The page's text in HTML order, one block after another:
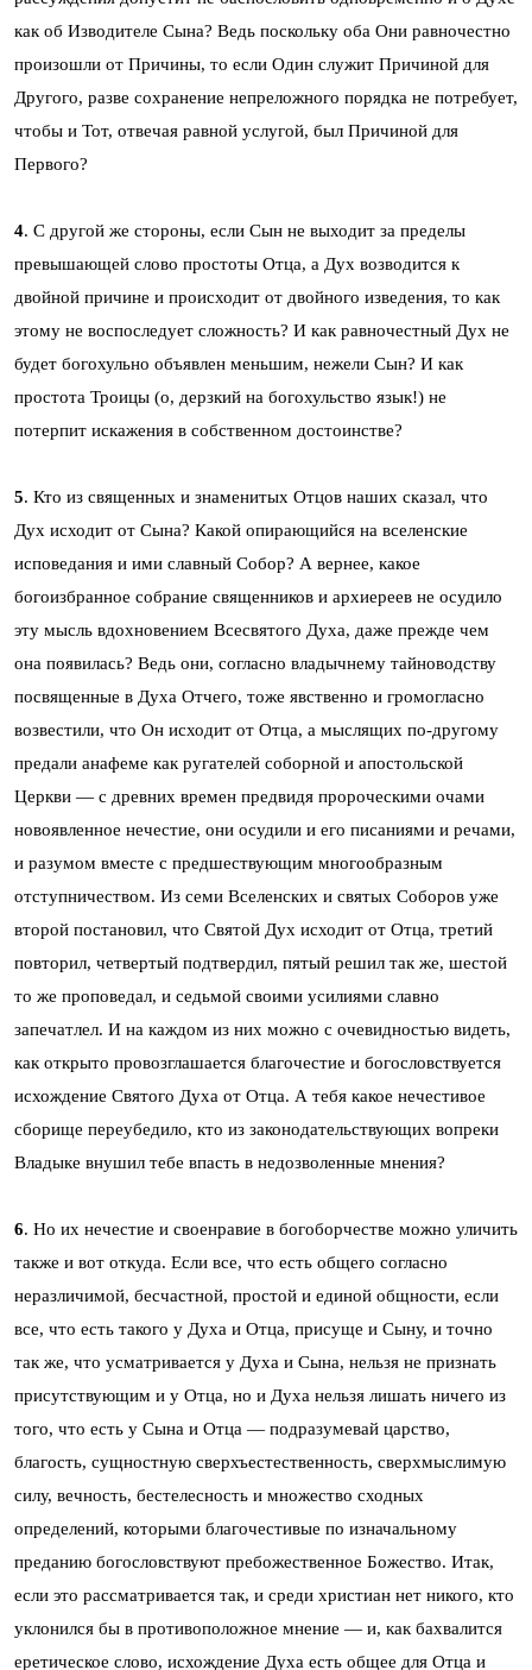
как об Изводителе Сына? Ведь поскольку оба Они равночестно
произошли от Причины, то если Один служит Причиной для
Другого, разве сохранение непреложного порядка не потребует,
чтобы и Тот, отвечая равной услугой, был Причиной для
Первого?
4. С другой же стороны, если Сын не выходит за пределы
превышающей слово простоты Отца, а Дух возводится к
двойной причине и происходит от двойного изведения, то как
этому не воспоследует сложность? И как равночестный Дух не
будет богохульно объявлен меньшим, нежели Сын? И как
простота Троицы (о, дерзкий на богохульство язык!) не
потерпит искажения в собственном достоинстве?
5. Кто из священных и знаменитых Отцов наших сказал, что
Дух исходит от Сына? Какой опирающийся на вселенские
исповедания и ими славный Собор? А вернее, какое
богоизбранное собрание священников и архиереев не осудило
эту мысль вдохновением Всесвятого Духа, даже прежде чем
она появилась? Ведь они, согласно владычнему тайноводству
посвященные в Духа Отчего, тоже явственно и громогласно
возвестили, что Он исходит от Отца, а мыслящих по-другому
предали анафеме как ругателей соборной и апостольской
Церкви — с древних времен предвидя пророческими очами
новоявленное нечестие, они осудили и его писаниями и речами,
и разумом вместе с предшествующим многообразным
отступничеством. Из семи Вселенских и святых Соборов уже
второй постановил, что Святой Дух исходит от Отца, третий
повторил, четвертый подтвердил, пятый решил так же, шестой
то же проповедал, и седьмой своими усилиями славно
запечатлел. И на каждом из них можно с очевидностью видеть,
как открыто провозглашается благочестие и богословствуется
исхождение Святого Духа от Отца. А тебя какое нечестивое
сборище переубедило, кто из законодательствующих вопреки
Владыке внушил тебе впасть в недозволенные мнения?
6. Но их нечестие и своенравие в богоборчестве можно уличить
также и вот откуда. Если все, что есть общего согласно
неразличимой, бесчастной, простой и единой общности, если
все, что есть такого у Духа и Отца, присуще и Сыну, и точно
так же, что усматривается у Духа и Сына, нельзя не признать
присутствующим и у Отца, но и Духа нельзя лишать ничего из
того, что есть у Сына и Отца — подразумевай царство,
благость, сущностную сверхъестественность, сверхмыслимую
силу, вечность, бестелесность и множество сходных
определений, которыми благочестивые по изначальному
преданию богословствуют пребожественное Божество. Итак,
если это рассматривается так, и среди христиан нет никого, кто
уклонился бы в противоположное мнение — и, как бахвалится
еретическое слово, исхождение Духа есть общее для Отца и